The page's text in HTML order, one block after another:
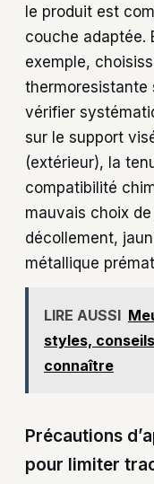
le produit est
couche adaptée.
exemple,
thermoresistante
vérifier
sur le support
(extérieur), la
compatibilité
mauvais choix
décollement,
métallique
LIRE AUSSI
styles,
connaître
Précautions
pour limiter